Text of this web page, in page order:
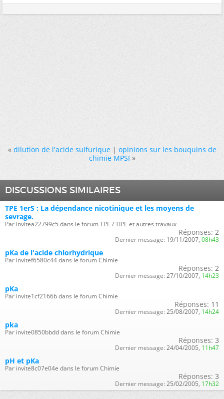
« dilution de l'acide sulfurique|opinions sur les bouquins de
chimie MPSI »
DISCUSSIONS SIMILAIRES
TPE 1erS : La dépendance nicotinique et les moyens de
sevrage.
Par invitea22799c5 dans le forum TPE / TIPE et autres travaux
Réponses: 2
Dernier message: 19/11/2007, 08h43
pKa de l'acide chlorhydrique
Par invitef6580c44 dans le forum Chimie
Réponses: 2
Dernier message: 27/10/2007, 14h23
pKa
Par invite1cf2166b dans le forum Chimie
Réponses: 11
Dernier message: 25/08/2007, 14h24
pka
Par invite0850bbdd dans le forum Chimie
Réponses: 3
Dernier message: 24/04/2005, 11h47
pH et pKa
Par invite8c07e04e dans le forum Chimie
Réponses: 3
Dernier message: 25/02/2005, 17h32